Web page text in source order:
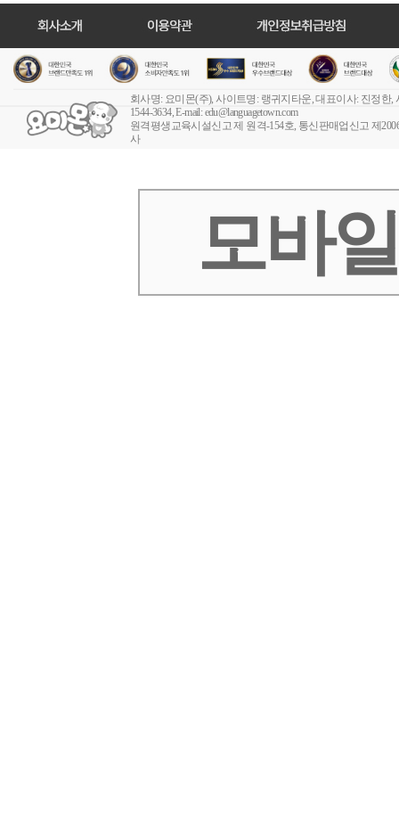
회사명: 요미몬(주), 사이트명: 랭귀지타운, 대표이사: 진정한,
1544-3634, E-mail:edu@languagetown.com
원격평생교육시설신고 제 원격-154호, 통신판매업신고 제
사
모바